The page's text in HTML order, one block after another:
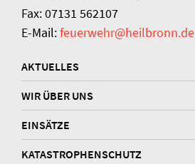
Fax: 07131 562107
E-Mail:feuerwehr@heilbronn.de
AKTUELLES
WIR ÜBER UNS
EINSÄTZE
KATASTROPHENSCHUTZ